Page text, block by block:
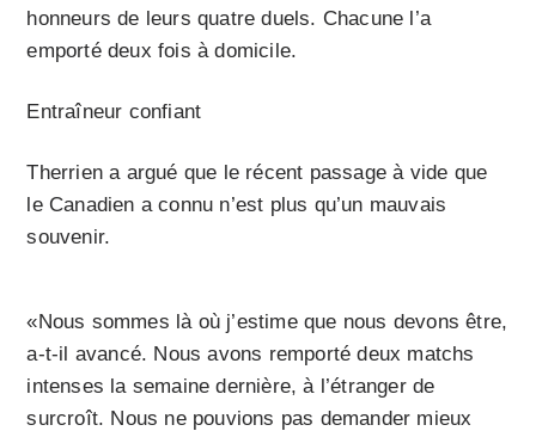
honneurs de leurs quatre duels. Chacune l’a
emporté deux fois à domicile.
Entraîneur confiant
Therrien a argué que le récent passage à vide que
le Canadien a connu n’est plus qu’un mauvais
souvenir.
«Nous sommes là où j’estime que nous devons être,
a-t-il avancé. Nous avons remporté deux matchs
intenses la semaine dernière, à l’étranger de
surcroît. Nous ne pouvions pas demander mieux